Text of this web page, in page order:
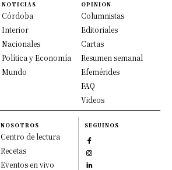
NOTICIAS
Córdoba
Interior
Nacionales
Política y Economía
Mundo
OPINION
Columnistas
Editoriales
Cartas
Resumen semanal
Efemérides
FAQ
Videos
NOSOTROS
Centro de lectura
Recetas
Eventos en vivo
SEGUINOS